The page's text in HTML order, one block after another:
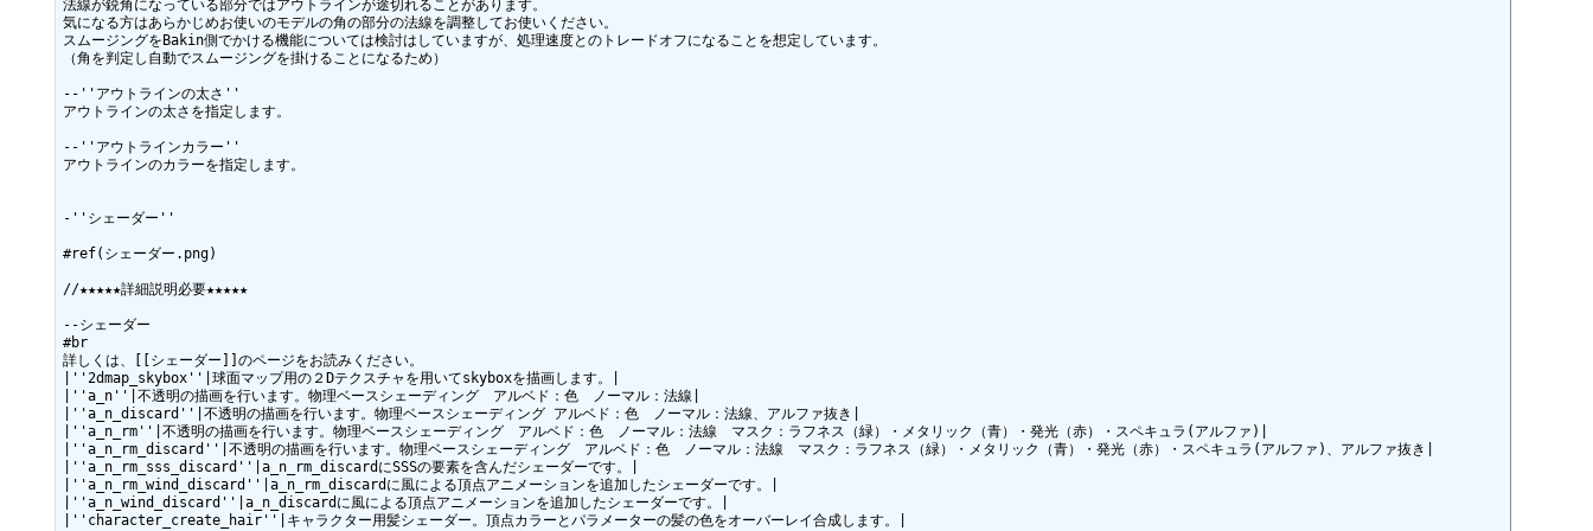
法線が鋭角になっている部分ではアウトラインが途切れることがあります。
気になる方はあらかじめお使いのモデルの角の部分の法線を調整してお使いください。
スムージングをBakin側でかける機能については検討はしていますが、処理速度とのトレードオフになることを想定しています。
（角を判定し自動でスムージングを掛けることになるため）
--''アウトラインの太さ''
アウトラインの太さを指定します。
--''アウトラインカラー''
アウトラインのカラーを指定します。
-''シェーダー''
#ref(シェーダー.png)
//★★★★★詳細説明必要★★★★★
--シェーダー
#br
詳しくは、[[シェーダー]]のページをお読みください。
|''2dmap_skybox''|球面マップ用の２Dテクスチャを用いてskyboxを描画します。|
|''a_n''|不透明の描画を行います。物理ベースシェーディング　アルベド：色　ノーマル：法線|
|''a_n_discard''|不透明の描画を行います。物理ベースシェーディング アルベド：色　ノーマル：法線、アルファ抜き|
|''a_n_rm''|不透明の描画を行います。物理ベースシェーディング　アルベド：色　ノーマル：法線　マスク：ラフネス（緑）・メタリック（青）・発光（赤）・スペキュラ(アルファ)|
|''a_n_rm_discard''|不透明の描画を行います。物理ベースシェーディング　アルベド：色　ノーマル：法線　マスク：ラフネス（緑）・メタリック（青）・発光（赤）・スペキュラ(アルファ)、アルファ抜き|
|''a_n_rm_sss_discard''|a_n_rm_discardにSSSの要素を含んだシェーダーです。|
|''a_n_rm_wind_discard''|a_n_rm_discardに風による頂点アニメーションを追加したシェーダーです。|
|''a_n_wind_discard''|a_n_discardに風による頂点アニメーションを追加したシェーダーです。|
|''character_create_hair''|キャラクター用髪シェーダー。頂点カラーとパラメーターの髪の色をオーバーレイ合成します。|